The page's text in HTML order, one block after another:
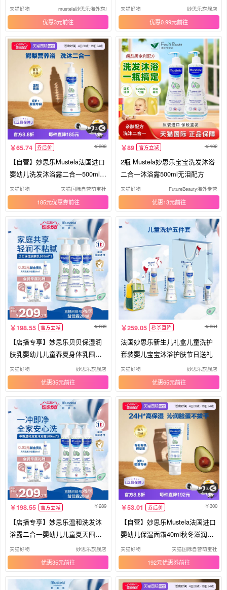
口
天猫好物 mustela妙思乐海外旗舰店
优惠3元
天猫好物 妙思乐旗舰店
优惠0.99元
65.74 券后价 300
【自营】妙思乐Mustela法国进口
婴幼儿洗发沐浴露二合一500ml无
泪
天猫好物 天猫国际自营萌宝社
185元优惠券
89 官方立减 102
2瓶 Mustela妙思乐宝宝洗发沐浴
二合一沐浴露500ml无泪配方
天猫好物 FutureBeauty海外专营店
优惠13元
198.55 官方立减 289
【店播专享】妙思乐贝贝保湿润
肤乳婴幼儿儿童春夏身体乳囤货
装
天猫好物 妙思乐旗舰店
优惠35元
259.05 秒杀直降 364
法国妙思乐新生儿礼盒儿童洗护
套装婴儿宝宝沐浴护肤节日送礼
天猫好物 妙思乐旗舰店
优惠65元
198.55 官方立减 289
【店播专享】妙思乐温和洗发沐
浴露二合一婴幼儿儿童夏天囤货
装
天猫好物 妙思乐旗舰店
优惠35元
53.01 券后价 300
【自营】妙思乐Mustela法国进口
婴幼儿保湿面霜40ml秋冬滋润补
水
天猫好物 天猫国际自营萌宝社
192元优惠券